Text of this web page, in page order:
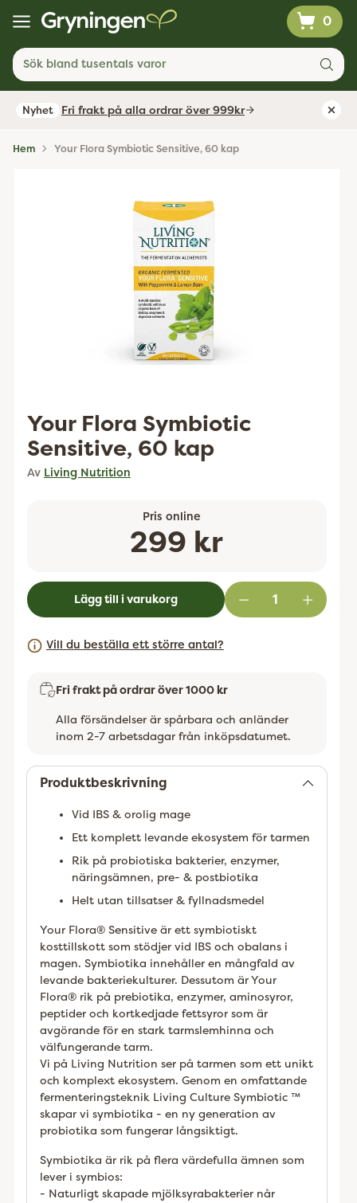
0
Sök bland tusentals varor
Nyhet Fri frakt på alla ordrar över 999kr
Hem Your Flora Symbiotic Sensitive, 60 kap
Your Flora Symbiotic
Sensitive, 60 kap
Av Living Nutrition
Pris online
Ordinarie
pris
299 kr
Lägg till i varukorg
Vill du beställa ett större antal?
Fri frakt på ordrar över 1000 kr
Alla försändelser är spårbara och anländer
inom 2-7 arbetsdagar från inköpsdatumet.
Produktbeskrivning
Vid IBS & orolig mage
Ett komplett levande ekosystem för tarmen
Rik på probiotiska bakterier, enzymer,
näringsämnen, pre- & postbiotika
Helt utan tillsatser & fyllnadsmedel
Your Flora® Sensitive är ett symbiotiskt
kosttillskott som stödjer vid IBS och obalans i
magen. Symbiotika innehåller en mångfald av
levande bakteriekulturer. Dessutom är Your
Flora® rik på prebiotika, enzymer, aminosyror,
peptider och kortkedjade fettsyror som är
avgörande för en stark tarmslemhinna och
välfungerande tarm.
Vi på Living Nutrition ser på tarmen som ett unikt
och komplext ekosystem. Genom en omfattande
fermenteringsteknik Living Culture Symbiotic ™
skapar vi symbiotika - en ny generation av
probiotika som fungerar långsiktigt.
Symbiotika är rik på flera värdefulla ämnen som
lever i symbios:
- Naturligt skapade mjölksyrabakterier når